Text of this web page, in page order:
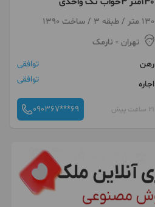
130 متر / طبقه 3 / ساخت 1390
تهران - نارمک
رهن
توافقی
اجاره
توافقی
21 ساعت پیش 090367***69